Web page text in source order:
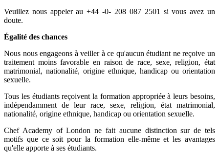
Veuillez nous appeler au +44 -0- 208 087 2501 si vous avez un
doute.
Égalité des chances
Nous nous engageons à veiller à ce qu'aucun étudiant ne reçoive un
traitement moins favorable en raison de race, sexe, religion, état
matrimonial, nationalité, origine ethnique, handicap ou orientation
sexuelle.
Tous les étudiants reçoivent la formation appropriée à leurs besoins,
indépendamment de leur race, sexe, religion, état matrimonial,
nationalité, origine ethnique, handicap ou orientation sexuelle.
Chef Academy of London ne fait aucune distinction sur de tels
motifs que ce soit pour la formation elle-même et les avantages
qu'elle apporte à ses étudiants.